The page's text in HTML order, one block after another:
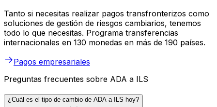
Tanto si necesitas realizar pagos transfronterizos como
soluciones de gestión de riesgos cambiarios, tenemos
todo lo que necesitas. Programa transferencias
internacionales en 130 monedas en más de 190 países.
Pagos empresariales
Preguntas frecuentes sobre ADA a ILS
¿Cuál es el tipo de cambio de ADA a ILS hoy?